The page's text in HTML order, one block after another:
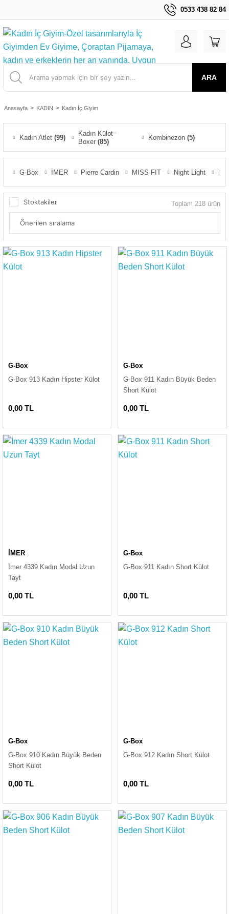
0533 438 82 84
ARA
Anasayfa KADIN Kadın İç Giyim
Kadın Atlet (99)
Kadın Külot -
Boxer (85)
Kombinezon (5)
G-Box İMER Pierre Cardin MISS FIT Night Light
Stoktakiler Toplam 218 ürün
G-Box
G-Box 913 Kadın Hipster Külot
0,00 TL
G-Box
G-Box 911 Kadın Büyük Beden
Short Külot
0,00 TL
İMER
İmer 4339 Kadın Modal Uzun
Tayt
0,00 TL
G-Box
G-Box 911 Kadın Short Külot
0,00 TL
G-Box
G-Box 910 Kadın Büyük Beden
Short Külot
0,00 TL
G-Box
G-Box 912 Kadın Short Külot
0,00 TL